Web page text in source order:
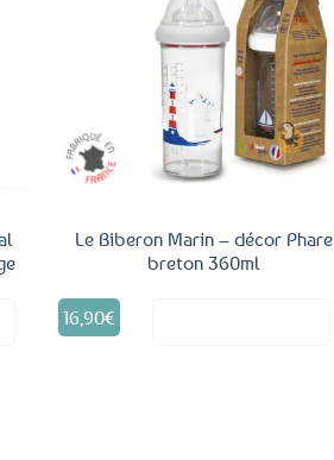
Ajouter
aux
favoris
Le Biberon Marin – décor Phare
breton 360ml
16,90€